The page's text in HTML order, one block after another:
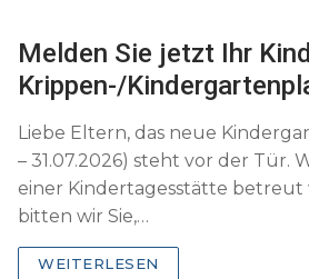
Melden Sie jetzt Ihr
Krippen-/
Liebe Eltern, das neue
– 31.07.2026) steht vor der Tür.
einer Kindertagesstätte betreut
bitten wir Sie,…
WEITERLESEN